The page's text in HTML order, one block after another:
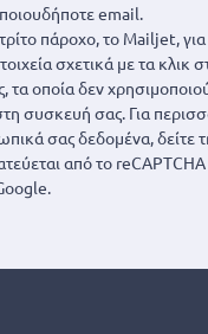
email.
πάροχο, το Mailjet,
σχετικά με τα
οποία δεν
συσκευή σας. Για
σας δεδομένα, δείτε
από το reCAPTCHA